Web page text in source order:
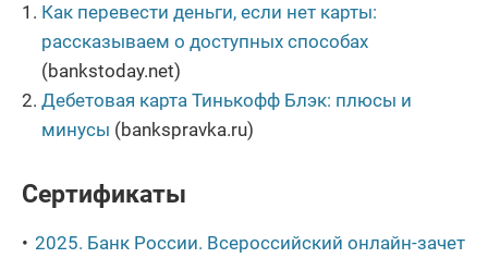
Как перевести деньги, если нет карты:
рассказываем о доступных способах
(bankstoday.net)
Дебетовая карта Тинькофф Блэк: плюсы и
минусы (bankspravka.ru)
Сертификаты
2025. Банк России. Всероссийский онлайн-зачет